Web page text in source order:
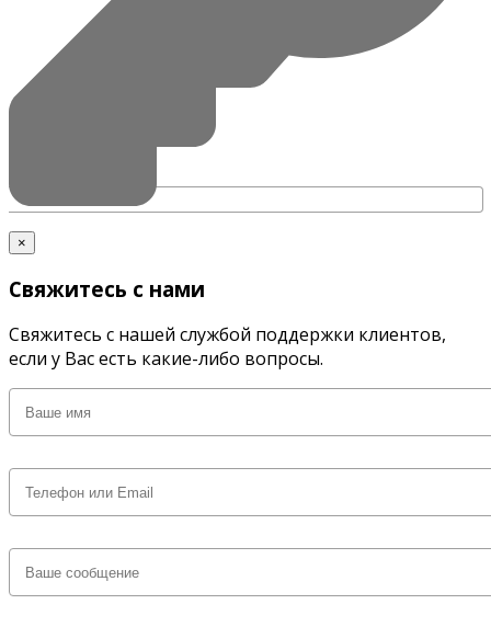
×
Свяжитесь с нами
Свяжитесь с нашей службой поддержки клиентов,
если у Вас есть какие-либо вопросы.